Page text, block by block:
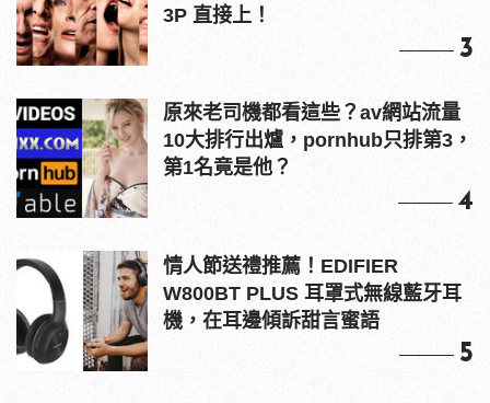
3P 直接上！
3
原來老司機都看這些？av網站流量
10大排行出爐，pornhub只排第3，
第1名竟是他？
4
情人節送禮推薦！EDIFIER
W800BT PLUS 耳罩式無線藍牙耳
機，在耳邊傾訴甜言蜜語
5